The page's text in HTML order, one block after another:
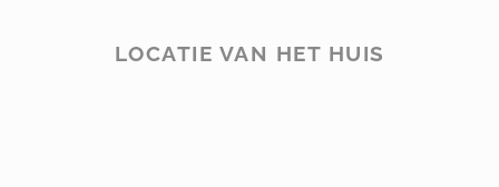
LOCATIE VAN HET HUIS